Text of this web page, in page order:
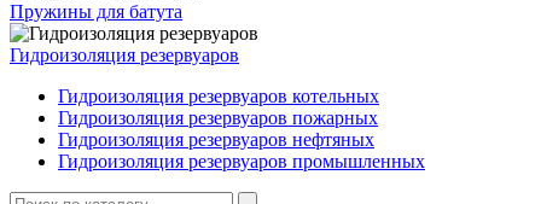
Пружины для батута
Гидроизоляция резервуаров
Гидроизоляция резервуаров котельных
Гидроизоляция резервуаров пожарных
Гидроизоляция резервуаров нефтяных
Гидроизоляция резервуаров промышленных